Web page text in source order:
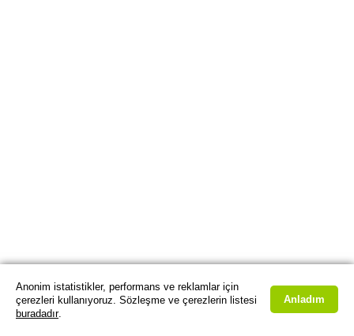
Anonim istatistikler, performans ve reklamlar için
çerezleri kullanıyoruz. Sözleşme ve çerezlerin listesi
buradadır.
Anladım